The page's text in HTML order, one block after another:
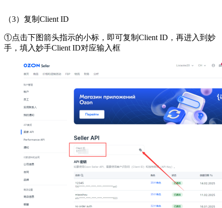
（3）复制Client ID
①点击下图箭头指示的小标，即可复制Client ID，再进入到妙
手，填入妙手Client ID对应输入框